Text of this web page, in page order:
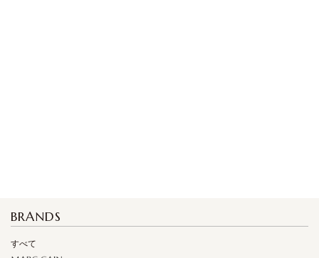
BRANDS
すべて